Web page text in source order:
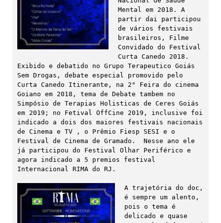
Mental em 2018. A
partir dai participou
de vários festivais
brasileiros, Filme
Convidado do Festival
Curta Canedo 2018.
Exibido e debatido no Grupo Terapeutico Goiás
Sem Drogas, debate especial promovido pelo
Curta Canedo Itinerante, na 2° Feira do cinema
Goiano em 2018, tema de Debate tambem no
Simpósio de Terapias Holisticas de Ceres Goiás
em 2019; no Fetival OffCine 2019, inclusive foi
indicado a dois dos maiores festivais nacionais
de Cinema e TV , o Prêmio Fiesp SESI e o
Festival de Cinema de Gramado.  Nesse ano ele
já participou do Festival Olhar Periférico e
agora indicado a 5 premios festival
Internacional RIMA do RJ.
A trajetória do doc,
é sempre um alento,
pois o tema é
delicado e quase